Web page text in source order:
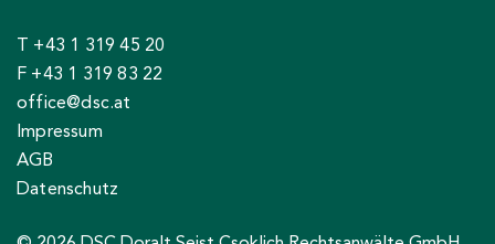
T +43 1 319 45 20
F +43 1 319 83 22
office@dsc.at
Impressum
AGB
Datenschutz